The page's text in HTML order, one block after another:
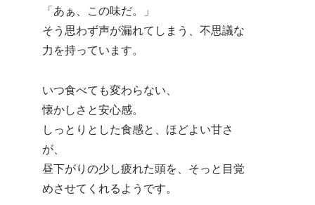
「あぁ、この味だ。」
そう思わず声が漏れてしまう、不思議な
力を持っています。
いつ食べても変わらない、
懐かしさと安心感。
しっとりとした食感と、ほどよい甘さ
が、
昼下がりの少し疲れた頭を、そっと目覚
めさせてくれるようです。